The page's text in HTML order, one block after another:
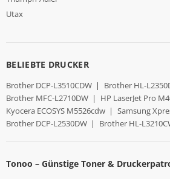
Utax
BELIEBTE DRUCKER
Brother DCP-L3510CDW | Brother HL-
Brother MFC-L2710DW | HP LaserJet Pro
Kyocera ECOSYS M5526cdw | Samsung
Brother DCP-L2530DW | Brother HL-
Tonoo – Günstige Toner &